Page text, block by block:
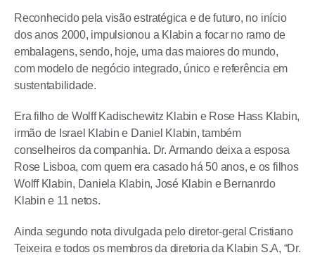
Reconhecido pela visão estratégica e de futuro, no início
dos anos 2000, impulsionou a Klabin a focar no ramo de
embalagens, sendo, hoje, uma das maiores do mundo,
com modelo de negócio integrado, único e referência em
sustentabilidade.
Era filho de Wolff Kadischewitz Klabin e Rose Hass Klabin,
irmão de Israel Klabin e Daniel Klabin, também
conselheiros da companhia. Dr. Armando deixa a esposa
Rose Lisboa, com quem era casado há 50 anos, e os filhos
Wolff Klabin, Daniela Klabin, José Klabin e Bernanrdo
Klabin e 11 netos.
Ainda segundo nota divulgada pelo diretor-geral Cristiano
Teixeira e todos os membros da diretoria da Klabin S.A, “Dr.